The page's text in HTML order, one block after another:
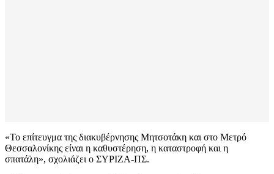
«Το επίτευγμα της διακυβέρνησης Μητσοτάκη και στο Μετρό
Θεσσαλονίκης είναι η καθυστέρηση, η καταστροφή και η
σπατάλη», σχολιάζει ο ΣΥΡΙΖΑ-ΠΣ.